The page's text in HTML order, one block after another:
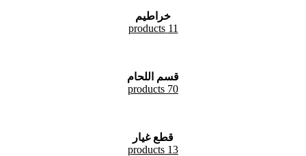
خراطيم
11 products
قسم اللحام
70 products
قطع غيار
13 products